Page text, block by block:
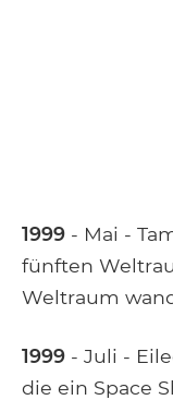
1999 - Mai -
fünften
Weltraum
1999 - Juli -
die ein Space